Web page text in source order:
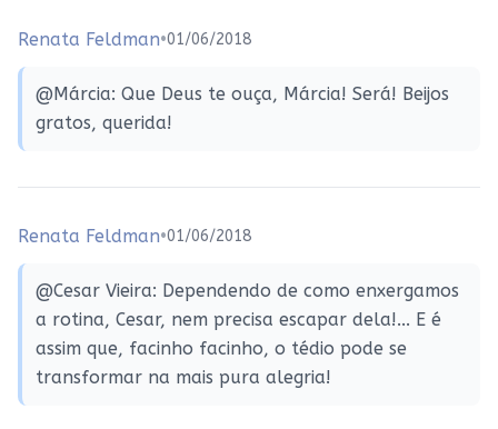
Renata Feldman•01/06/2018
@Márcia: Que Deus te ouça, Márcia! Será! Beijos
gratos, querida!
Renata Feldman•01/06/2018
@Cesar Vieira: Dependendo de como enxergamos
a rotina, Cesar, nem precisa escapar dela!... E é
assim que, facinho facinho, o tédio pode se
transformar na mais pura alegria!